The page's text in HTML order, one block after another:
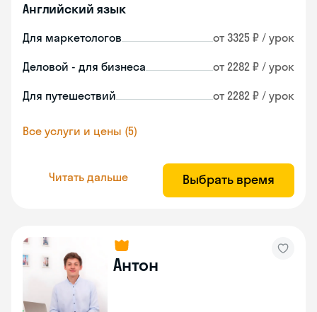
Английский язык
Для маркетологов от 3325 ₽ / урок
Деловой - для бизнеса от 2282 ₽ / урок
Для путешествий от 2282 ₽ / урок
Все услуги и цены (5)
Читать дальше Выбрать время
Антон